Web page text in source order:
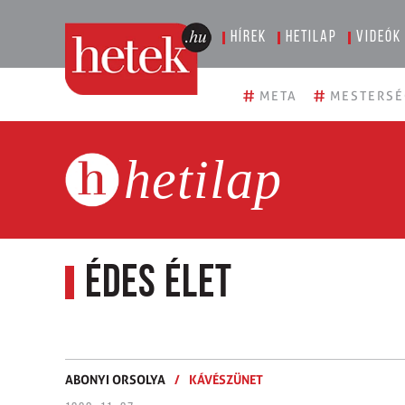
Hírek Hetilap Videók
# META #
hetilap
Édes élet
ABONYI ORSOLYA / KÁVÉSZÜNET